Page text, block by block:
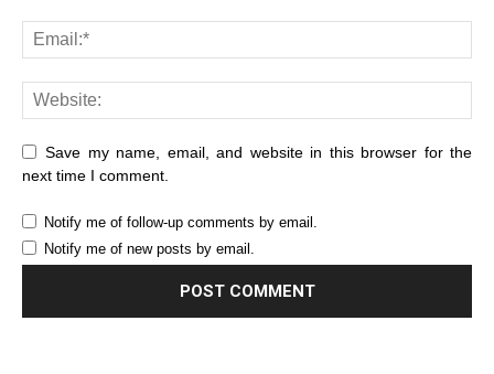
Save my name, email, and website in this browser for the
next time I comment.
Notify me of follow-up comments by email.
Notify me of new posts by email.